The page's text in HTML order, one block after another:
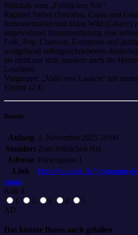
Blitzfolk vom „Fröhlichen Nix“
Raphael Steber (Saxofon, Cajon und
Instrumentalist) und Hans Wild (Gitarre)
ungewohnter Instrumentierung eine
Folk, Pop, Chanson, Evergreen und
weitgehend selbstgeschriebenen
sie nicht nur sich, sondern auch die
Leuchten.
Vorgruppe: „Vallo von Laaken“ mit
Eintritt 12 €.
Details
Anfang
1. November 2025 20:00
Standort Zum fröhlichen Nix
Adresse Hirschgasse 1
Link
https://zumnix.de/programm-
email
Rate it
1
2 3 4
5
AD
Das könnte Ihnen auch gefallen